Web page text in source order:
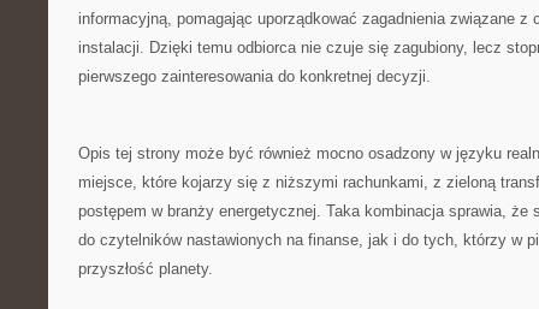
informacyjną, pomagając uporządkować zagadnienia związane z
instalacji. Dzięki temu odbiorca nie czuje się zagubiony, lecz
pierwszego zainteresowania do konkretnej decyzji.
Opis tej strony może być również mocno osadzony w języku
miejsce, które kojarzy się z niższymi rachunkami, z zieloną
postępem w branży energetycznej. Taka kombinacja sprawia, że
do czytelników nastawionych na finanse, jak i do tych, którzy w
przyszłość planety.